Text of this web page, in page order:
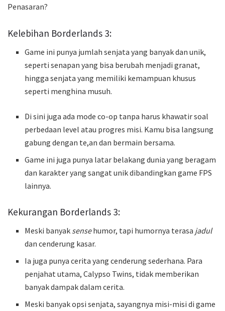
Penasaran?
Kelebihan Borderlands 3:
Game ini punya jumlah senjata yang banyak dan unik,
seperti senapan yang bisa berubah menjadi granat,
hingga senjata yang memiliki kemampuan khusus
seperti menghina musuh.
Di sini juga ada mode co-op tanpa harus khawatir soal
perbedaan level atau progres misi. Kamu bisa langsung
gabung dengan te,an dan bermain bersama.
Game ini juga punya latar belakang dunia yang beragam
dan karakter yang sangat unik dibandingkan game FPS
lainnya.
Kekurangan Borderlands 3:
Meski banyak sensehumor, tapi humornya terasa jadul
dan cenderung kasar.
Ia juga punya cerita yang cenderung sederhana. Para
penjahat utama, Calypso Twins, tidak memberikan
banyak dampak dalam cerita.
Meski banyak opsi senjata, sayangnya misi-misi di game